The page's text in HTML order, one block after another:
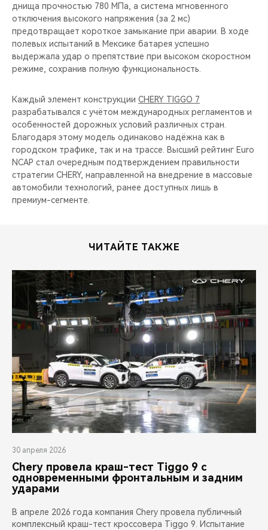
днища прочностью 780 МПа, а система мгновенного
отключения высокого напряжения (за 2 мс)
предотвращает короткое замыкание при аварии. В ходе
полевых испытаний в Мексике батарея успешно
выдержала удар о препятствие при высоком скоростном
режиме, сохранив полную функциональность.
Каждый элемент конструкции CHERY TIGGO 7
разрабатывался с учётом международных регламентов и
особенностей дорожных условий различных стран.
Благодаря этому модель одинаково надёжна как в
городском трафике, так и на трассе. Высший рейтинг Euro
NCAP стал очередным подтверждением правильности
стратегии CHERY, направленной на внедрение в массовые
автомобили технологий, ранее доступных лишь в
премиум-сегменте.
ЧИТАЙТЕ ТАКЖЕ
30 апреля 2026
Chery провела краш-тест Tiggo 9 с
одновременными фронтальным и задним
ударами
В апреле 2026 года компания Chery провела публичный
комплексный краш-тест кроссовера Tiggo 9. Испытание